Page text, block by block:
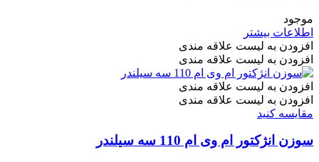
موجود
اطلاعات بیشتر
افزودن به لیست علاقه مندی
افزودن به لیست علاقه مندی
افزودن به لیست علاقه مندی
افزودن به لیست علاقه مندی
مقایسه کنید
سوزن انژکتور ام وی ام 110 سه سیلندر